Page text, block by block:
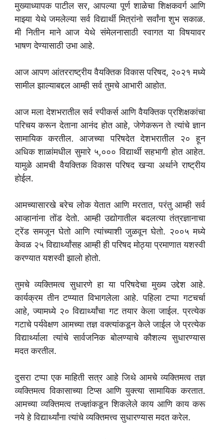
मुख्याध्यापक पाटील सर, आपल्या पूर्ण शाळेचा शिक्षकवर्ग आणि
माझ्या येथे जमलेल्या सर्व विद्यार्थी मित्रांनो सर्वांना शुभ सकाळ.
मी नितीन माने आज येथे संमेलनासाठी स्वागत या विषयावर
भाषण देण्यासाठी उभा आहे.
आज आपण आंतरराष्ट्रीय वैयक्तिक विकास परिषद, २०२१ मध्ये
सामील झाल्याबद्दल आम्ही सर्व तुमचे आभारी आहोत.
आज मला देशभरातील सर्व स्पीकर्स आणि वैयक्तिक प्रशिक्षकांचा
परिचय करून देताना आनंद होत आहे, जेणेकरून ते त्यांचे ज्ञान
सामायिक करतील. आजच्या परिषदेत देशभरातील २० हून
अधिक शाळांमधील सुमारे ५,००० विद्यार्थी सहभागी होत आहेत.
यामुळे आमची वैयक्तिक विकास परिषद खऱ्या अर्थाने राष्ट्रीय
होईल.
आमच्यासारखे बरेच लोक येतात आणि मरतात, परंतु आम्ही सर्व
आव्हानांना तोंड देतो. आम्ही उद्योगातील बदलत्या तंत्रज्ञानाचा
ट्रेंड समजून घेतो आणि त्यांच्याशी जुळवून घेतो. २००५ मध्ये
केवळ २५ विद्यार्थ्यांसह आम्ही ही परिषद मोठ्या प्रमाणात यशस्वी
करण्यात यशस्वी झालो होतो.
तुमचे व्यक्तिमत्व सुधारणे हा या परिषदेचा मुख्य उद्देश आहे.
कार्यक्रम तीन टप्प्यात विभागलेला आहे. पहिला टप्पा गटचर्चा
आहे, ज्यामध्ये २० विद्यार्थ्यांचा गट तयार केला जाईल. प्रत्येक
गटाचे पर्यवेक्षण आमच्या तज्ञ वक्त्यांकडून केले जाईल जे प्रत्येक
विद्यार्थ्याला त्यांचे सार्वजनिक बोलण्याचे कौशल्य सुधारण्यास
मदत करतील.
दुसरा टप्पा एक माहिती सत्र आहे जिथे आमचे व्यक्तिमत्व तज्ञ
व्यक्तिमत्व विकासाच्या टिप्स आणि युक्त्या सामायिक करतात.
आमच्या व्यक्तिमत्व तज्ज्ञांकडून शिकलेले काय आणि काय करू
नये हे विद्यार्थ्यांना त्यांचे व्यक्तिमत्त्व सुधारण्यास मदत करेल.